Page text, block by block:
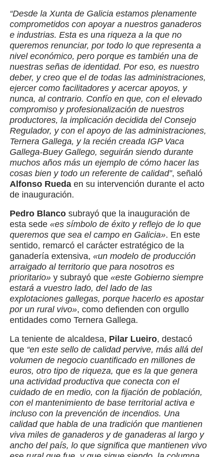
“Desde la Xunta de Galicia estamos plenamente
comprometidos con apoyar a nuestros ganaderos
e industrias. Esta es una riqueza a la que no
queremos renunciar, por todo lo que representa a
nivel económico, pero porque es también una de
nuestras señas de identidad. Por eso, es nuestro
deber, y creo que el de todas las administraciones,
ejercer como facilitadores y acercar apoyos, y
nunca, al contrario. Confío en que, con el elevado
compromiso y profesionalización de nuestros
productores, la implicación decidida del Consejo
Regulador, y con el apoyo de las administraciones,
Ternera Gallega, y la recién creada IGP Vaca
Gallega-Buey Gallego, seguirán siendo durante
muchos años más un ejemplo de cómo hacer las
cosas bien y todo un referente de calidad”, señaló
Alfonso Rueda en su intervención durante el acto
de inauguración.
Pedro Blanco subrayó que la inauguración de
esta sede «es símbolo de éxito y reflejo de lo que
queremos que sea el campo en Galicia». En este
sentido, remarcó el carácter estratégico de la
ganadería extensiva, «un modelo de producción
arraigado al territorio que para nosotros es
prioritario» y subrayó que «este Gobierno siempre
estará a vuestro lado, del lado de las
explotaciones gallegas, porque hacerlo es apostar
por un rural vivo», como defienden con orgullo
entidades como Ternera Gallega.
La teniente de alcaldesa, Pilar Lueiro, destacó
que “en este sello de calidad pervive, más allá del
volumen de negocio cuantificado en millones de
euros, otro tipo de riqueza, que es la que genera
una actividad productiva que conecta con el
cuidado de en medio, con la fijación de población,
con el mantenimiento de base territorial activa e
incluso con la prevención de incendios. Una
calidad que habla de una tradición que mantienen
viva miles de ganaderos y de ganaderas al largo y
ancho del país, lo que significa que mantienen vivo